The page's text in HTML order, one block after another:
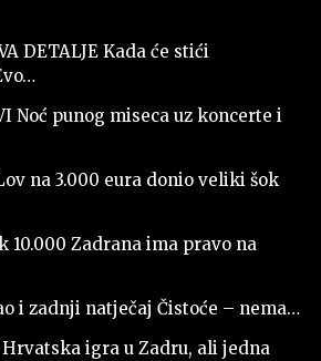
DETALJE Kada će stići
Noć punog miseca uz koncerte i
na 3.000 eura donio veliki šok
10.000 Zadrana ima pravo na
i zadnji natječaj Čistoće – nema…
Hrvatska igra u Zadru, ali jedna